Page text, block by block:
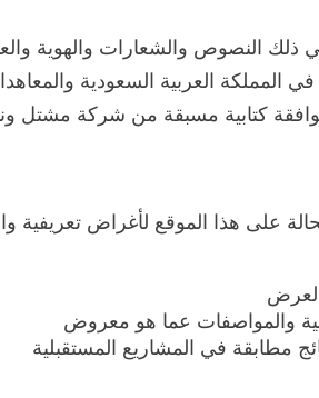
ذلك النصوص والشعارات والهوية
المملكة العربية السعودية
كتابية مسبقة من شركة مشتل
على هذا الموقع لأغراض تعريفية
والمواصفات عما هو معروض
مطابقة في المشاريع المستقبلية